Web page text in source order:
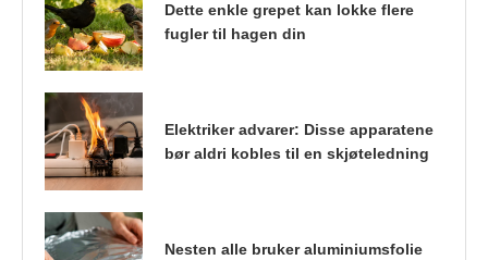
Dette enkle grepet kan lokke flere
fugler til hagen din
Elektriker advarer: Disse apparatene
bør aldri kobles til en skjøteledning
Nesten alle bruker aluminiumsfolie